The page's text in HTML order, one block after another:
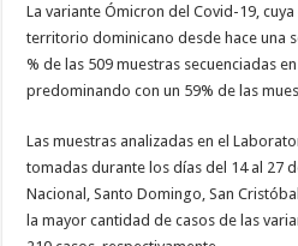
La variante Ómicron del Covid-19,
territorio dominicano desde hace una
% de las 509 muestras secuenciadas
predominando con un 59% de las
Las muestras analizadas en el
tomadas durante los días del 14 al 27
Nacional, Santo Domingo, San
la mayor cantidad de casos de las